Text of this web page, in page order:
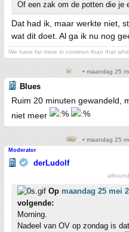
Of een zak om de potten die je
Dat had ik, maar werkte niet,
wat dit doet. Al ga ik nu nog
We have far more in common than that
• maandag 25
Blues
Ruim 20 minuten gewandeld,
niet meer
• maandag 25
Moderator
derLudolf
Op maandag 25 mei
volgende:
Morning.
Nadeel van OV op zondag is